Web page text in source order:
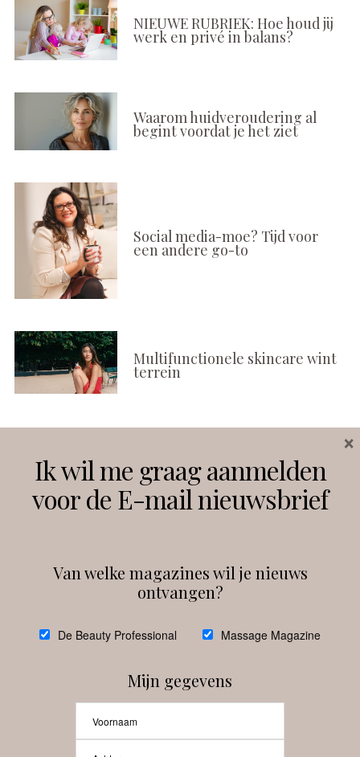
NIEUWE RUBRIEK: Hoe houd jij
werk en privé in balans?
Waarom huidveroudering al
begint voordat je het ziet
Social media-moe? Tijd voor
een andere go-to
Multifunctionele skincare wint
terrein
Instagram Facebook
debeautyprofessional
Ik wil me graag aanmelden
voor de E-mail nieuwsbrief
Van welke magazines wil je nieuws
ontvangen?
De Beauty Professional Massage Magazine
Mijn gegevens
×